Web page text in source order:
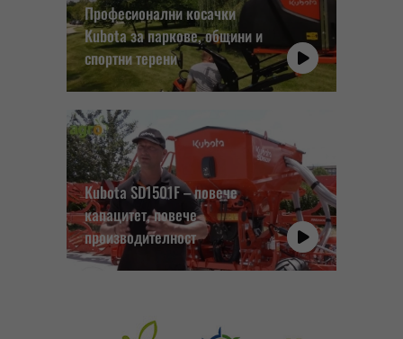
Професионални косачки
Kubota за паркове, общини и
спортни терени
Kubota SD1501F – повече
капацитет, повече
производителност